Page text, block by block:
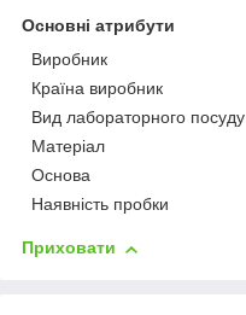
Основні атрибути
Виробник
Країна виробник
Вид лабораторного посуду
Матеріал
Основа
Наявність пробки
Приховати